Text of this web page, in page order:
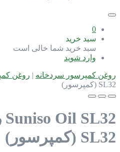
0
سبد خرید
سبد خرید شما خالی است
وارد شوید
روغن کمپرسور سردخانه | روغن
SL32 (کمپرسور)
Suniso Oil SL32
SL32 (کمپرسور)